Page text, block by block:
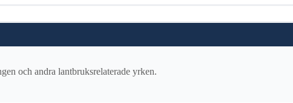
och andra lantbruksrelaterade yrken.